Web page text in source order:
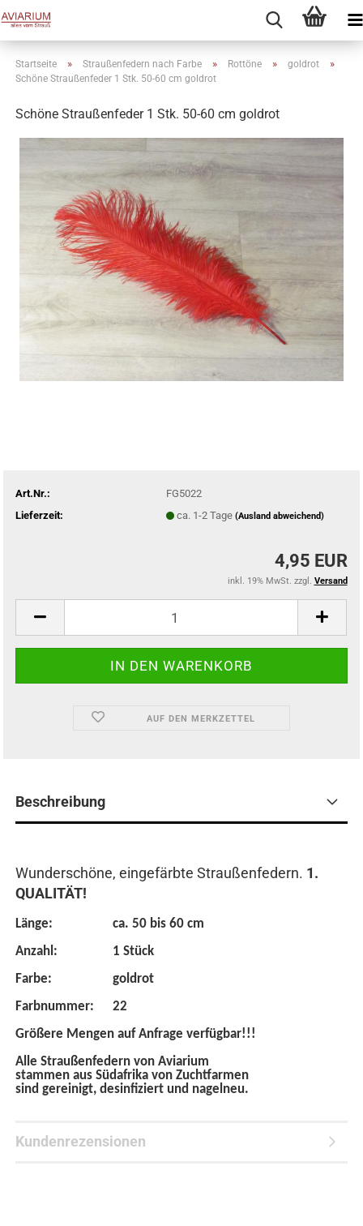
Startseite » Straußenfedern nach Farbe » Rottöne » goldrot »
Schöne Straußenfeder 1 Stk. 50-60 cm goldrot
Schöne Straußenfeder 1 Stk. 50-60 cm goldrot
Art.Nr.:
FG5022
Lieferzeit:
ca. 1-2 Tage (Ausland abweichend)
4,95 EUR
inkl. 19% MwSt. zzgl. Versand
AUF DEN MERKZETTEL
Beschreibung
Wunderschöne, eingefärbte Straußenfedern. 1.
QUALITÄT!
Länge:
Anzahl:
Farbe:
Farbnummer:
ca. 50 bis 60 cm
1 Stück
goldrot
22
Größere Mengen auf Anfrage verfügbar!!!
Alle Straußenfedern von Aviarium
stammen aus Südafrika von Zuchtfarmen
sind gereinigt, desinfiziert und nagelneu.
Kundenrezensionen